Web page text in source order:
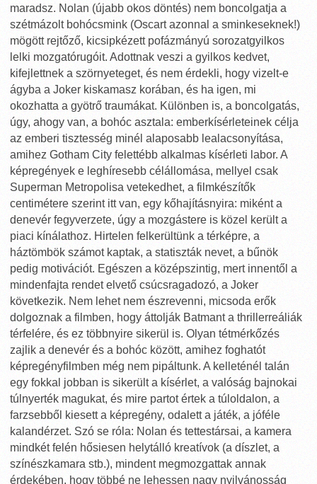
maradsz. Nolan (újabb okos döntés) nem boncolgatja a
szétmázolt bohócsmink (Oscart azonnal a sminkeseknek!)
mögött rejtőző, kicsipkézett pofázmányú sorozatgyilkos
lelki mozgatórugóit. Adottnak veszi a gyilkos kedvet,
kifejlettnek a szörnyeteget, és nem érdekli, hogy vizelt-e
ágyba a Joker kiskamasz korában, és ha igen, mi
okozhatta a gyötrő traumákat. Különben is, a boncolgatás,
úgy, ahogy van, a bohóc asztala: emberkísérleteinek célja
az emberi tisztesség minél alaposabb lealacsonyítása,
amihez Gotham City felettébb alkalmas kísérleti labor. A
képregények e leghíresebb célállomása, mellyel csak
Superman Metropolisa vetekedhet, a filmkészítők
centimétere szerint itt van, egy kőhajításnyira: miként a
denevér fegyverzete, úgy a mozgástere is közel került a
piaci kínálathoz. Hirtelen felkerültünk a térképre, a
háztömbök számot kaptak, a statiszták nevet, a bűnök
pedig motivációt. Egészen a középszintig, mert innentől a
mindenfajta rendet elvető csúcsragadozó, a Joker
következik. Nem lehet nem észrevenni, micsoda erők
dolgoznak a filmben, hogy áttolják Batmant a thrillerreáliák
térfelére, és ez többnyire sikerül is. Olyan tétmérkőzés
zajlik a denevér és a bohóc között, amihez foghatót
képregényfilmben még nem pipáltunk. A kelleténél talán
egy fokkal jobban is sikerült a kísérlet, a valóság bajnokai
túlnyerték magukat, és mire partot értek a túloldalon, a
farzsebből kiesett a képregény, odalett a játék, a jóféle
kalandérzet. Szó se róla: Nolan és tettestársai, a kamera
mindkét felén hősiesen helytálló kreatívok (a díszlet, a
színészkamara stb.), mindent megmozgattak annak
érdekében, hogy többé ne lehessen nagy nyilvánosság